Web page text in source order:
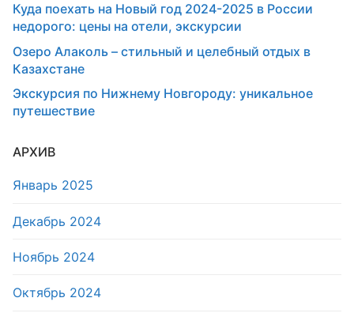
Куда поехать на Новый год 2024-2025 в России
недорого: цены на отели, экскурсии
Озеро Алаколь – стильный и целебный отдых в
Казахстане
Экскурсия по Нижнему Новгороду: уникальное
путешествие
АРХИВ
Январь 2025
Декабрь 2024
Ноябрь 2024
Октябрь 2024